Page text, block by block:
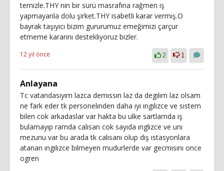
temizle.THY nin bir sürü masrafına rağmen iş
yapmayanla dolu şirket.THY isabetli karar vermiş.O
bayrak taşıyıcı bizim gururumuz emeğimizi çarçur
etmeme kararını destekliyoruz bizler.
12 yıl önce 2 1
Anlayana
Tc vatandasıyım lazca demıssın laz da degılım laz olsam
ne fark eder tk personelınden daha ıyı ıngılızce ve sıstem
bilen cok arkadaslar var hakta bu ulke sartlarnda iş
bulamayıp ramda calısan cok sayıda ınglızce ve unı
mezunu var bu arada tk calısanı olup dış ıstasyonlara
atanan ıngılızce bılmeyen mudurlerde var gecmısını once
ogren